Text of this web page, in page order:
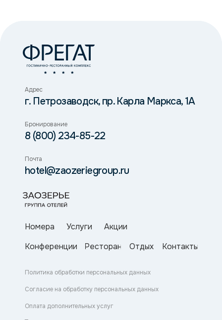
Контакты
Отдых
Ресторан
8 (800) 234-85-22
г. Петрозаводск, пр. Карла Маркса, 1А
hotel@zaozeriegroup.ru
Конференции
Акции
Услуги
Оплата дополнительных услуг
Согласие на обработку персональных данных
Политика обработки персональных данных
Номера
Почта
Бронирование
Адрес